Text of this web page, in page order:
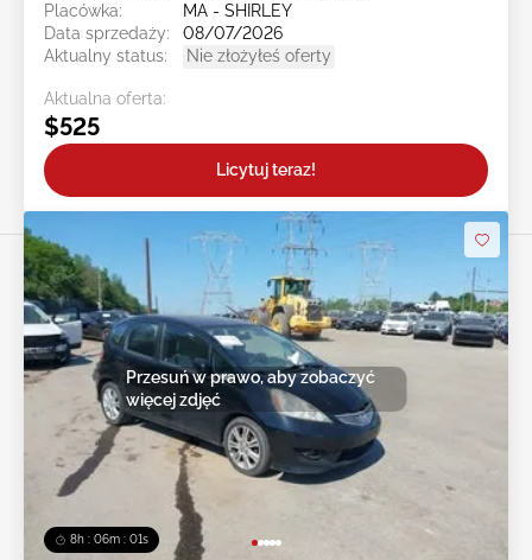
Placówka:
MA - SHIRLEY
Data sprzedaży:
08/07/2026
Aktualny status:
Nie złożyłeś oferty
Aktualna oferta:
$525
Licytuj teraz!
8h : 05m : 59s
Przesuń w prawo, aby zobaczyć
więcej zdjęć